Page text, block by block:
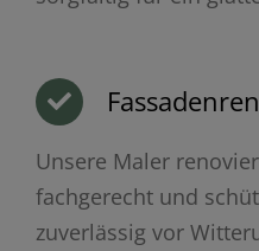
Unsere Maler
fachgerecht und
zuverlässig vor